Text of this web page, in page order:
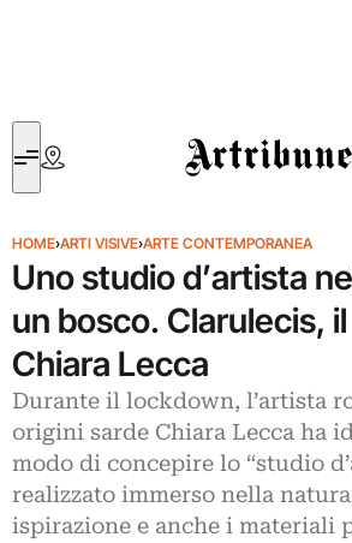
Artribune
HOME›ARTI VISIVE›ARTE CONTEMPORANEA
Uno studio d’artista
un bosco. Clarulecis,
Chiara Lecca
Durante il lockdown, l’artista
origini sarde Chiara Lecca ha
modo di concepire lo “studio
realizzato immerso nella
ispirazione e anche i materiali